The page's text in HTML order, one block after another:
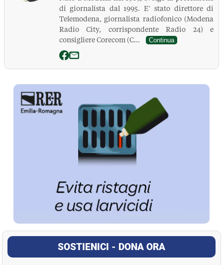
di giornalista dal 1995. E’ stato direttore di
Telemodena, giornalista radiofonico (Modena
Radio City, corrispondente Radio 24) e
consigliere Corecom (C...
Continua
La Pressa
SOSTIENICI - DONA ORA